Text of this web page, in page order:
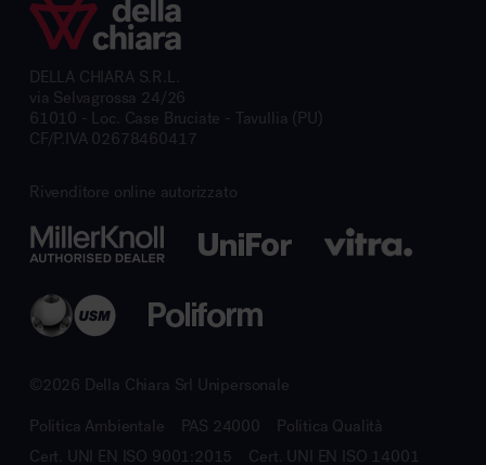
DELLA CHIARA S.R.L.
via Selvagrossa 24/26
61010 - Loc. Case Bruciate - Tavullia (PU)
CF/P.IVA 02678460417
Rivenditore online autorizzato
©2026 Della Chiara Srl Unipersonale
Politica Ambientale PAS 24000
Politica Qualità
Cert. UNI EN ISO 9001:2015
Cert. UNI EN ISO 14001